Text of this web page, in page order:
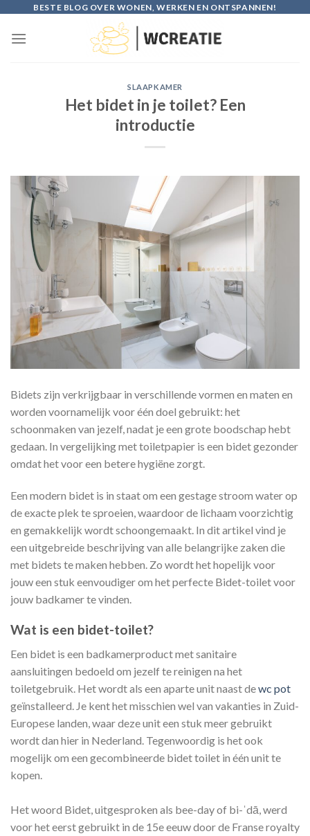
content
BESTE BLOG OVER WONEN, WERKEN EN ONTSPANNEN!
SLAAPKAMER
Het bidet in je toilet? Een
introductie
Bidets zijn verkrijgbaar in verschillende vormen en maten en
worden voornamelijk voor één doel gebruikt: het
schoonmaken van jezelf, nadat je een grote boodschap hebt
gedaan. In vergelijking met toiletpapier is een bidet gezonder
omdat het voor een betere hygiëne zorgt.
Een modern bidet is in staat om een gestage stroom water op
de exacte plek te sproeien, waardoor de lichaam voorzichtig
en gemakkelijk wordt schoongemaakt. In dit artikel vind je
een uitgebreide beschrijving van alle belangrijke zaken die
met bidets te maken hebben. Zo wordt het hopelijk voor
jouw een stuk eenvoudiger om het perfecte Bidet-toilet voor
jouw badkamer te vinden.
Wat is een bidet-toilet?
Een bidet is een badkamerproduct met sanitaire
aansluitingen bedoeld om jezelf te reinigen na het
toiletgebruik. Het wordt als een aparte unit naast dewc pot
geïnstalleerd. Je kent het misschien wel van vakanties in Zuid-
Europese landen, waar deze unit een stuk meer gebruikt
wordt dan hier in Nederland. Tegenwoordig is het ook
mogelijk om een gecombineerde bidet toilet in één unit te
kopen.
Het woord Bidet, uitgesproken als bee-day of bi-ˈdā, werd
voor het eerst gebruikt in de 15e eeuw door de Franse royalty